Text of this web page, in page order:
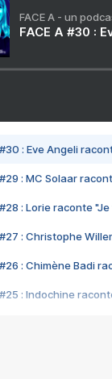
FACE A - un
FACE A #30 :
#30 : Eve Angeli
#29 : MC Solaar
#28 : Lorie raconte
#27 : Christophe
#26 : Chimène Badi
#25 : Indochine